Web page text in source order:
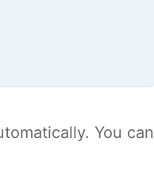
You can